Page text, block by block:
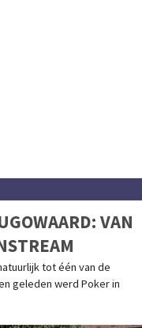
VAN
tot één van de
geleden werd Poker in